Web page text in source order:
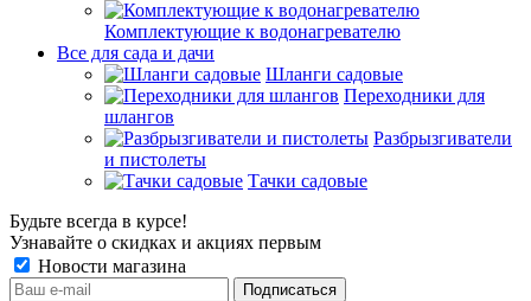
Комплектующие к водонагревателю
Все для сада и дачи
Шланги садовые
Переходники для
шлангов
Разбрызгиватели
и пистолеты
Тачки садовые
Будьте всегда в курсе!
Узнавайте о скидках и акциях первым
Новости магазина